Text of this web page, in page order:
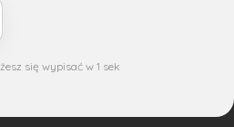
się wypisać w 1 sek